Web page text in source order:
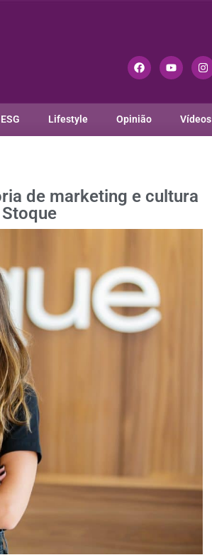
ESG Lifestyle Opinião Vídeos
de marketing e cultura